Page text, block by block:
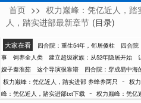
养蜂养两只
首页 >> 权力巅峰：凭亿近人，踏
人，踏实进部最新章节 (目录)
大家在看 四合院：重生54年，邻居傻柱 四合院
事
饲养全人类 建立超级家族：从52年隐居开始
嫂子秦淮茹
这个导演很靠谱
四合院：穿成易中海
权力巅峰：凭亿近人，踏实进部 养蜂养两只 - 权
峰：凭亿近人，踏实进部txt下载 - 权力巅峰：凭亿